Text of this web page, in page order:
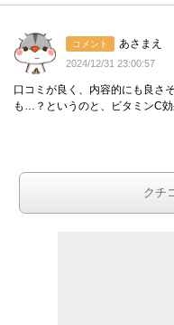
コメント あさまえ
2024/12/31 23:00:57
口コミが良く、内容的にも良さ
も…？というのと、ビタミンC効
クチ